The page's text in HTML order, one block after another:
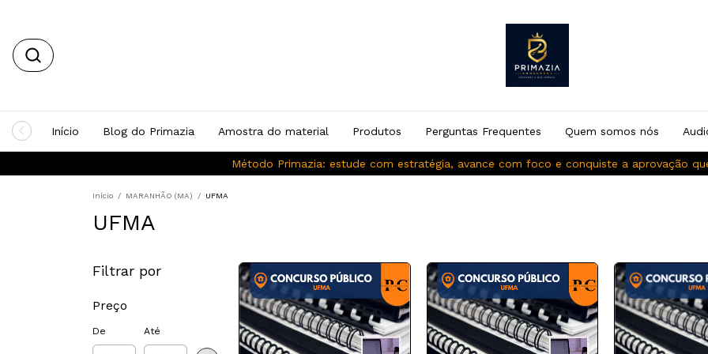
Método Primazia: estude com estratégia, avance com foco e conquiste a aprovação
Início Blog do Primazia Amostra do material Produtos Perguntas Frequentes Quem somos nós
Início / MARANHÃO (MA) / UFMA
UFMA
Filtrar por
Preço
De Até